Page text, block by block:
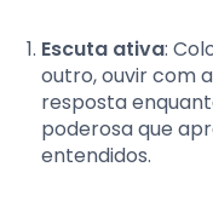
Escuta ativa:
outro, ouvir com
resposta
poderosa que
entendidos.